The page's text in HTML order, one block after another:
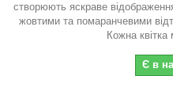
створюють яскраве
жовтими та помаранчевими
Кожна квітка
Є в